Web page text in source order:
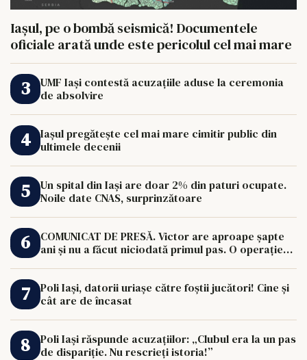
Iașul, pe o bombă seismică! Documentele
oficiale arată unde este pericolul cel mai mare
UMF Iași contestă acuzațiile aduse la ceremonia
de absolvire
Iașul pregătește cel mai mare cimitir public din
ultimele decenii
Un spital din Iași are doar 2% din paturi ocupate.
Noile date CNAS, surprinzătoare
COMUNICAT DE PRESĂ. Victor are aproape șapte
ani și nu a făcut niciodată primul pas. O operație
Poli Iași, datorii uriașe către foștii jucători! Cine și
cât are de încasat
Poli Iași răspunde acuzațiilor: „Clubul era la un pas
de dispariție. Nu rescrieți istoria!”